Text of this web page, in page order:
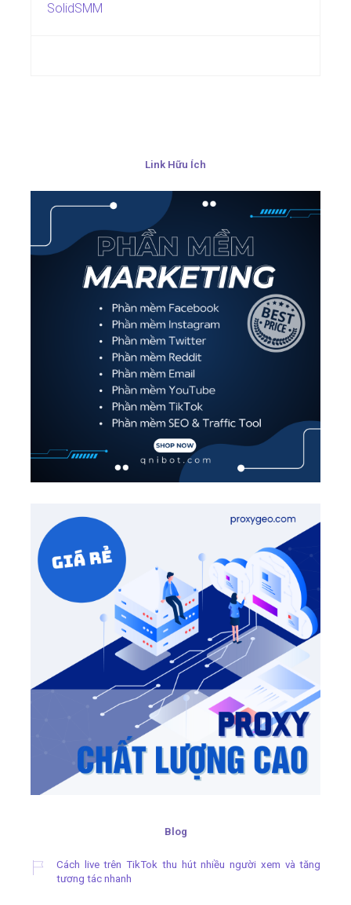
SolidSMM
Link Hữu Ích
Blog
Cách live trên TikTok thu hút nhiều người xem và tăng
tương tác nhanh